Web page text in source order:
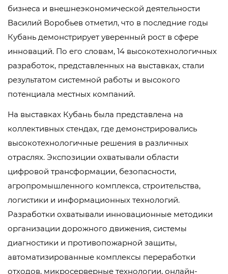
бизнеса и внешнеэкономической деятельности
Василий Воробьев отметил, что в последние годы
Кубань демонстрирует уверенный рост в сфере
инноваций. По его словам, 14 высокотехнологичных
разработок, представленных на выставках, стали
результатом системной работы и высокого
потенциала местных компаний.
На выставках Кубань была представлена на
коллективных стендах, где демонстрировались
высокотехнологичные решения в различных
отраслях. Экспозиции охватывали области
цифровой трансформации, безопасности,
агропромышленного комплекса, строительства,
логистики и информационных технологий.
Разработки охватывали инновационные методики
организации дорожного движения, системы
диагностики и противопожарной защиты,
автоматизированные комплексы переработки
отходов, микросерверные технологии, онлайн-